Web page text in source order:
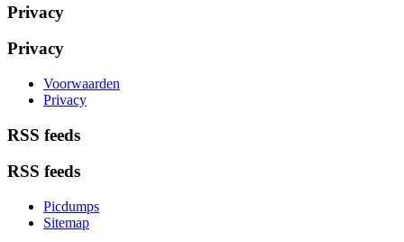
Privacy
Privacy
Voorwaarden
Privacy
RSS feeds
RSS feeds
Picdumps
Sitemap